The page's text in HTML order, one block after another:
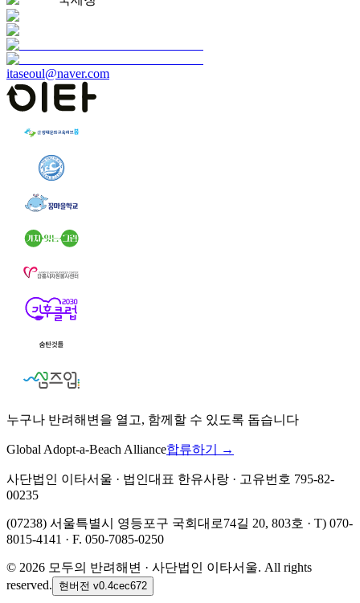
itaseoul@naver.com
누구나 반려해변을 열고, 함께할 수 있도록 돕습니다
Global Adopt-a-Beach Alliance합류하기 →
사단법인 이타서울 · 법인대표 한유사랑 · 고유번호 795-82-
00235
(07238) 서울특별시 영등포구 국회대로74길 20, 803호 · T) 070-
8015-4141 · F. 050-7085-0250
© 2026 모두의 반려해변 · 사단법인 이타서울. All rights
reserved.
현버전 v0.4cec672